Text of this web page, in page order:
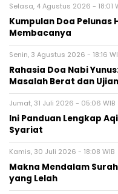
Selasa, 4 Agustus 2026 - 18:01
Kumpulan Doa
Membacanya
Senin, 3 Agustus 2026 - 18:16
Rahasia Doa Nabi
Masalah Berat dan
Jumat, 31 Juli 2026 - 05:06 WIB
Ini Panduan Lengkap
Syariat
Kamis, 30 Juli 2026 - 18:08 WIB
Makna Mendalam
yang Lelah